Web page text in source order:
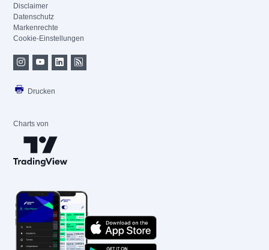
Disclaimer
Datenschutz
Markenrechte
Cookie-Einstellungen
Drucken
Charts von